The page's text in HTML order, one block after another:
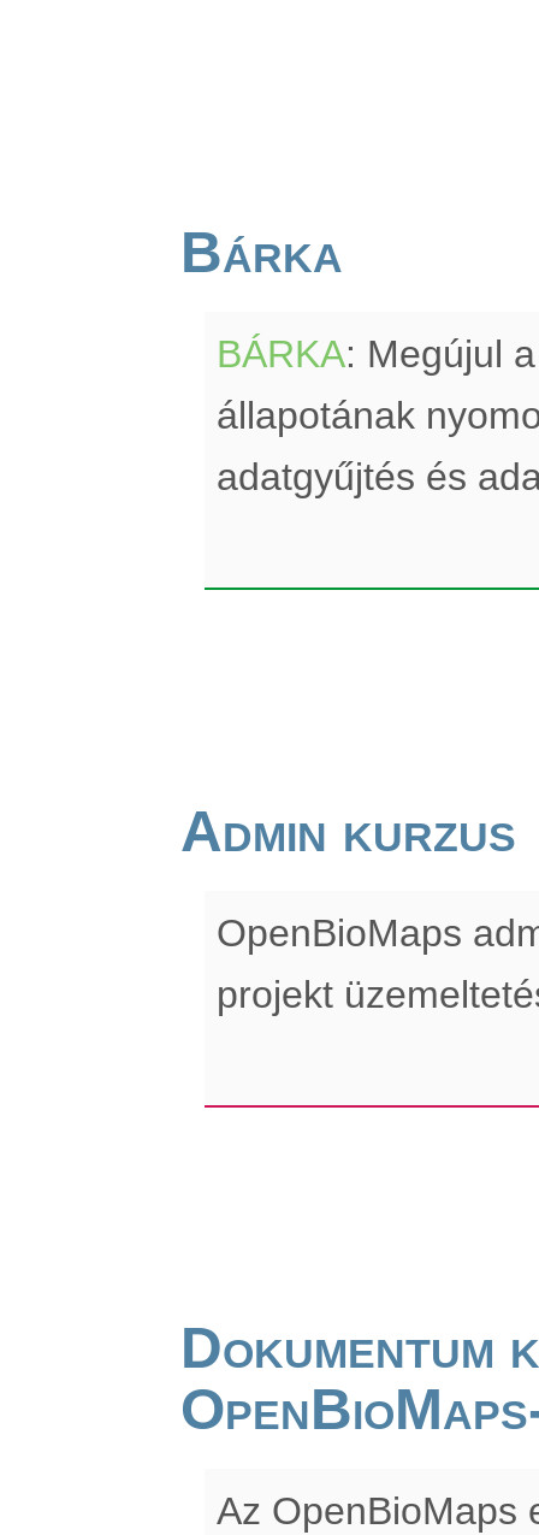
Bárka
BÁRKA: Megújul
állapotának
adatgyűjtés és
Admin kurzus
OpenBioMaps
projekt
Dokumentum
Az OpenBioMaps